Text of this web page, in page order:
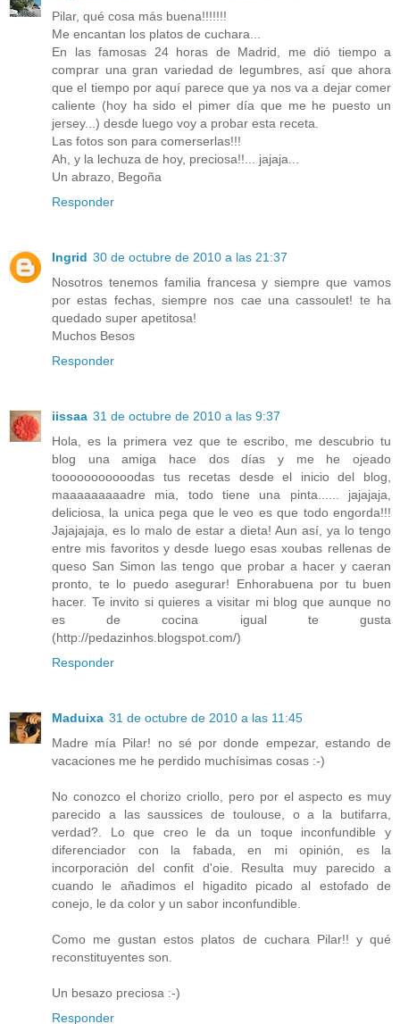
Pilar, qué cosa más buena!!!!!!!
Me encantan los platos de cuchara...
En las famosas 24 horas de Madrid, me dió tiempo a
comprar una gran variedad de legumbres, así que ahora
que el tiempo por aquí parece que ya nos va a dejar comer
caliente (hoy ha sido el pimer día que me he puesto un
jersey...) desde luego voy a probar esta receta.
Las fotos son para comerserlas!!!
Ah, y la lechuza de hoy, preciosa!!... jajaja...
Un abrazo, Begoña
Responder
Ingrid 30 de octubre de 2010 a las 21:37
Nosotros tenemos familia francesa y siempre que vamos
por estas fechas, siempre nos cae una cassoulet! te ha
quedado super apetitosa!
Muchos Besos
Responder
iissaa 31 de octubre de 2010 a las 9:37
Hola, es la primera vez que te escribo, me descubrio tu
blog una amiga hace dos días y me he ojeado
tooooooooooodas tus recetas desde el inicio del blog,
maaaaaaaaadre mia, todo tiene una pinta...... jajajaja,
deliciosa, la unica pega que le veo es que todo engorda!!!
Jajajajaja, es lo malo de estar a dieta! Aun así, ya lo tengo
entre mis favoritos y desde luego esas xoubas rellenas de
queso San Simon las tengo que probar a hacer y caeran
pronto, te lo puedo asegurar! Enhorabuena por tu buen
hacer. Te invito si quieres a visitar mi blog que aunque no
es de cocina igual te gusta
(http://pedazinhos.blogspot.com/)
Responder
Maduixa 31 de octubre de 2010 a las 11:45
Madre mía Pilar! no sé por donde empezar, estando de
vacaciones me he perdido muchísimas cosas :-)
No conozco el chorizo criollo, pero por el aspecto es muy
parecido a las saussices de toulouse, o a la butifarra,
verdad?. Lo que creo le da un toque inconfundible y
diferenciador con la fabada, en mi opinión, es la
incorporación del confit d'oie. Resulta muy parecido a
cuando le añadimos el higadito picado al estofado de
conejo, le da color y un sabor inconfundible.
Como me gustan estos platos de cuchara Pilar!! y qué
reconstituyentes son.
Un besazo preciosa :-)
Responder